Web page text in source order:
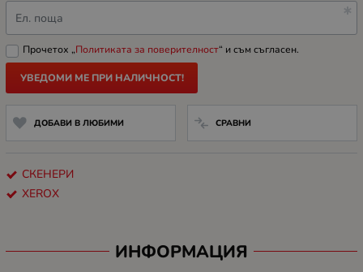
Ел. поща
Прочетох „Политиката за поверителност“ и съм съгласен.
УВЕДОМИ МЕ ПРИ НАЛИЧНОСТ!
ДОБАВИ В ЛЮБИМИ СРАВНИ
СКЕНЕРИ
XEROX
ИНФОРМАЦИЯ